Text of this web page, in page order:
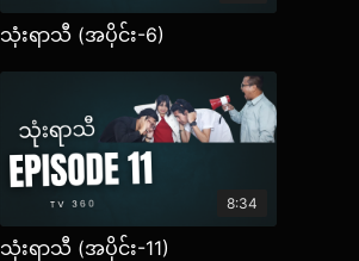
သုံးရာသီ (အပိုင်း-6)
8:34
သုံးရာသီ (အပိုင်း-11)